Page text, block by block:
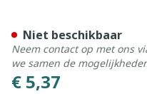
€ 5,37
Niet beschikbaar
Neem contact op met ons
we samen de